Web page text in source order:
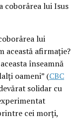
coborârea lui Isus
lui
această afirmaţie?
înseamnă
oameni” (CBC
solidar cu
cei morţi,